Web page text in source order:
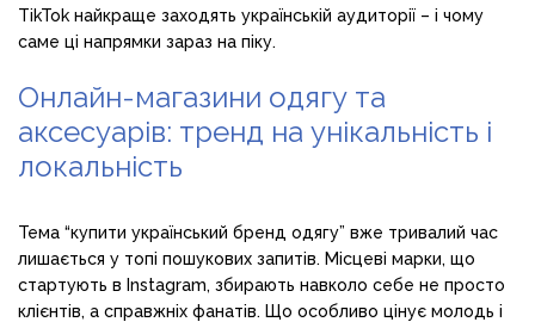
TikTok найкраще заходять українській аудиторії – і чому
саме ці напрямки зараз на піку.
Онлайн-магазини одягу та
аксесуарів: тренд на унікальність і
локальність
Тема “купити український бренд одягу” вже тривалий час
лишається у топі пошукових запитів. Місцеві марки, що
стартують в Instagram, збирають навколо себе не просто
клієнтів, а справжніх фанатів. Що особливо цінує молодь і